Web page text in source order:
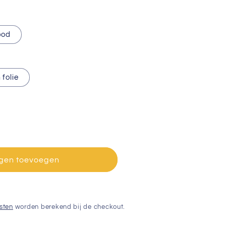
folie
toevoegen
worden berekend bij de checkout.